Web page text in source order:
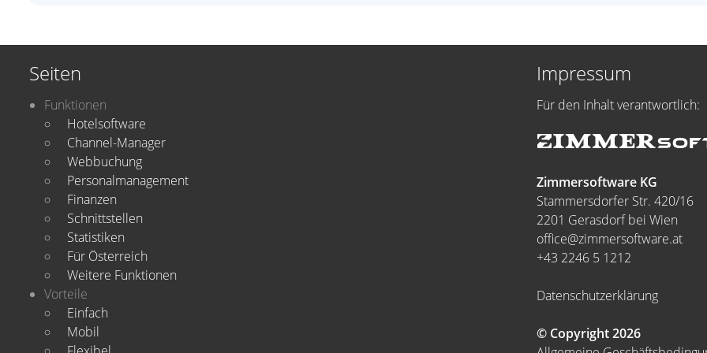
Seiten
Funktionen
Hotelsoftware
Channel-Manager
Webbuchung
Personalmanagement
Finanzen
Schnittstellen
Statistiken
Für Österreich
Weitere Funktionen
Vorteile
Einfach
Mobil
Impressum
Für den Inhalt verantwortlich:
Zimmersoftware KG
Stammersdorfer Str. 420/16
2201 Gerasdorf bei Wien
office@zimmersoftware.at
+43 2246 5 1212
Datenschutzerklärung
© Copyright 2026